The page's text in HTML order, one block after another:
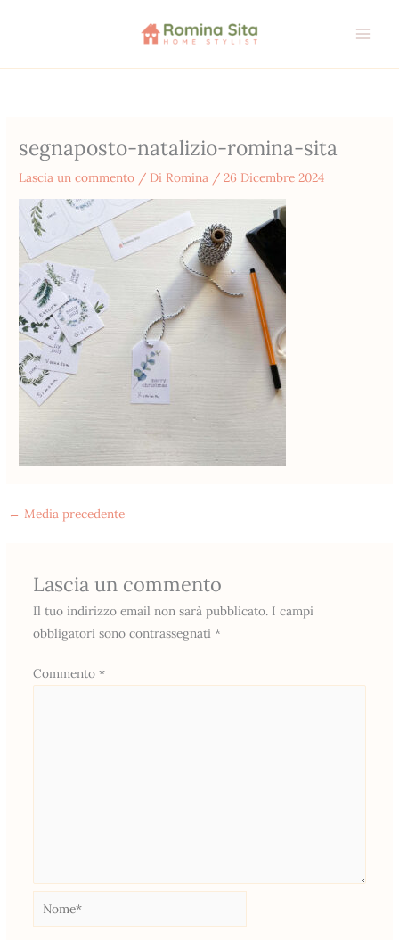
segnaposto-natalizio-romina-sita
Lascia un commento / Di Romina /26 Dicembre 2024
← Media precedente
Lascia un commento
Il tuo indirizzo email non sarà pubblicato. I campi
obbligatori sono contrassegnati *
Commento *
Nome*